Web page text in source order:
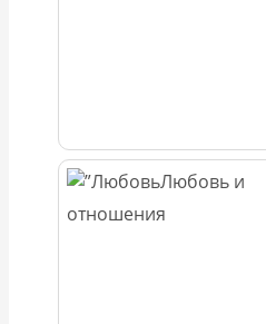
Любовь и
отношения